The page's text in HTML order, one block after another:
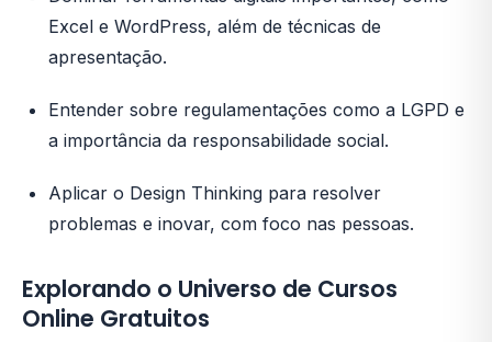
Excel e WordPress, além de técnicas de
apresentação.
Entender sobre regulamentações como a LGPD e
a importância da responsabilidade social.
Aplicar o Design Thinking para resolver
problemas e inovar, com foco nas pessoas.
Explorando o Universo de Cursos
Online Gratuitos